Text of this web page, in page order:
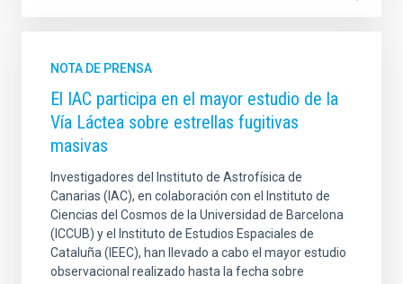
NOTA DE PRENSA
El IAC participa en el mayor estudio de la
Vía Láctea sobre estrellas fugitivas
masivas
Investigadores del Instituto de Astrofísica de
Canarias (IAC), en colaboración con el Instituto de
Ciencias del Cosmos de la Universidad de Barcelona
(ICCUB) y el Instituto de Estudios Espaciales de
Cataluña (IEEC), han llevado a cabo el mayor estudio
observacional realizado hasta la fecha sobre